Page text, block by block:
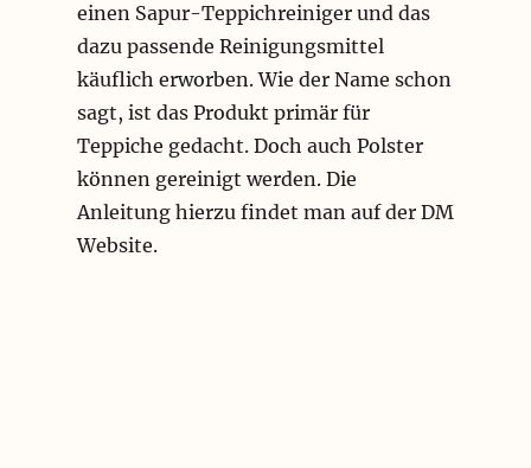
einen Sapur-Teppichreiniger und das
dazu passende Reinigungsmittel
käuflich erworben. Wie der Name schon
sagt, ist das Produkt primär für
Teppiche gedacht. Doch auch Polster
können gereinigt werden. Die
Anleitung hierzu findet man auf der DM
Website.